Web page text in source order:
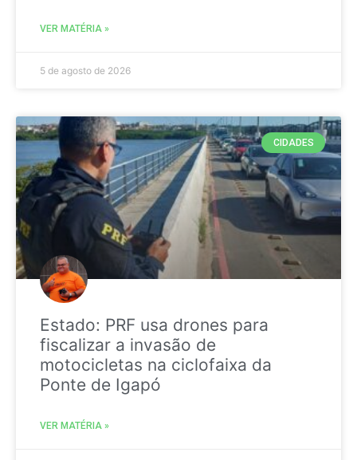
VER MATÉRIA »
5 de agosto de 2026
CIDADES
Estado: PRF usa drones para
fiscalizar a invasão de
motocicletas na ciclofaixa da
Ponte de Igapó
VER MATÉRIA »